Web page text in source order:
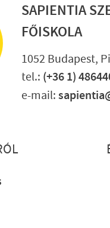
SAPIENTIA
FŐISKOLA
1052 Budapest,
tel.: (+36 1)
e-mail: